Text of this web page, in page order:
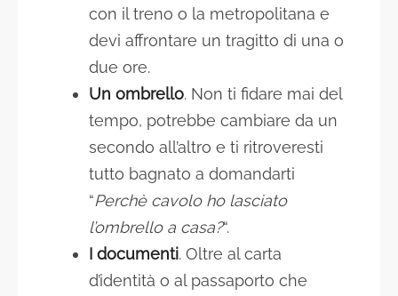
con il treno o la metropolitana e
devi affrontare un tragitto di una o
due ore.
Un ombrello. Non ti fidare mai del
tempo, potrebbe cambiare da un
secondo all’altro e ti ritroveresti
tutto bagnato a domandarti
“Perchè cavolo ho lasciato
l’ombrello a casa?“.
I documenti. Oltre al carta
d’identità o al passaporto che